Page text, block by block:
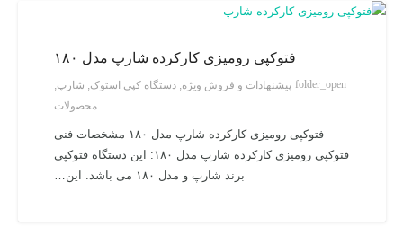
فتوکپی رومیزی کارکرده شارپ مدل ۱۸۰
folder_open پیشنهادات و فروش ویژه ,دستگاه کپی استوک شارپ
محصولات
فتوکپی رومیزی کارکرده شارپ مدل ۱۸۰ مشخصات فنی
فتوکپی رومیزی کارکرده شارپ مدل ۱۸۰: این دستگاه فتوکپی
برند شارپ و مدل ۱۸۰ می باشد. این…